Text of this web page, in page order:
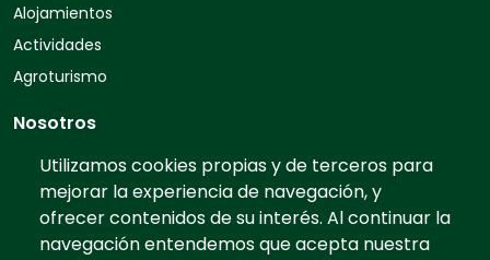
Utilizamos cookies propias y de terceros para
mejorar la experiencia de navegación, y
ofrecer contenidos de su interés. Al continuar la
navegación entendemos que acepta nuestra
Alojamientos
Actividades
Agroturismo
Nosotros
Quiénes somos
Contacto
Preguntas frecuentes
Tarifas